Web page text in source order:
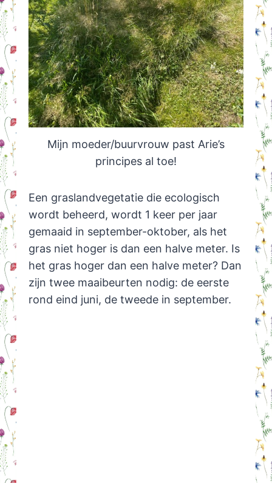
Mijn moeder/buurvrouw past Arie’s
principes al toe!
Een graslandvegetatie die ecologisch
wordt beheerd, wordt 1 keer per jaar
gemaaid in september-oktober, als het
gras niet hoger is dan een halve meter. Is
het gras hoger dan een halve meter? Dan
zijn twee maaibeurten nodig: de eerste
rond eind juni, de tweede in september.